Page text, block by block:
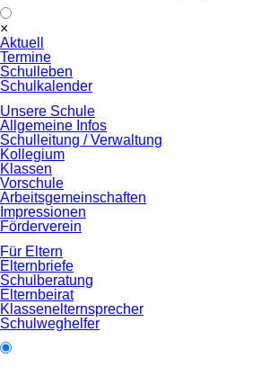
×
überspringen
Aktuell
Termine
Schulleben
Schulkalender
Unsere Schule
Allgemeine Infos
Schulleitung / Verwaltung
Kollegium
Klassen
Vorschule
Arbeitsgemeinschaften
Impressionen
Förderverein
Für Eltern
Elternbriefe
Schulberatung
Elternbeirat
Klassenelternsprecher
Schulweghelfer